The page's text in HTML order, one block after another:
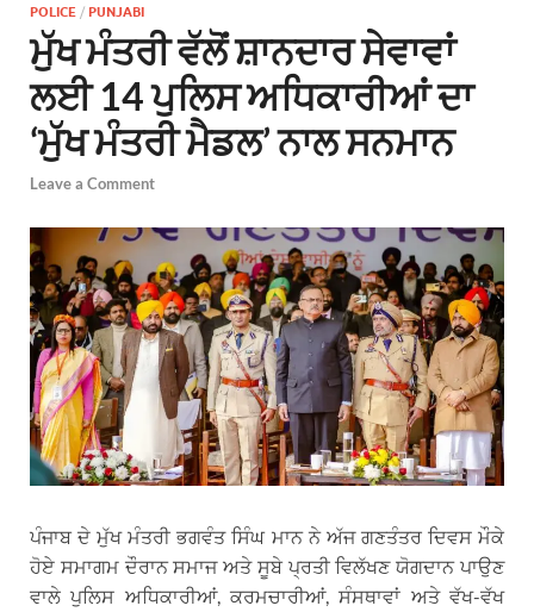
POLICE / PUNJABI
ਮੁੱਖ ਮੰਤਰੀ ਵੱਲੋਂ ਸ਼ਾਨਦਾਰ ਸੇਵਾਵਾਂ
ਲਈ 14 ਪੁਲਿਸ ਅਧਿਕਾਰੀਆਂ ਦਾ
‘ਮੁੱਖ ਮੰਤਰੀ ਮੈਡਲ’ ਨਾਲ ਸਨਮਾਨ
Leave a Comment
ਪੰਜਾਬ ਦੇ ਮੁੱਖ ਮੰਤਰੀ ਭਗਵੰਤ ਸਿੰਘ ਮਾਨ ਨੇ ਅੱਜ ਗਣਤੰਤਰ ਦਿਵਸ ਮੌਕੇ
ਹੋਏ ਸਮਾਗਮ ਦੌਰਾਨ ਸਮਾਜ ਅਤੇ ਸੂਬੇ ਪ੍ਰਤੀ ਵਿਲੱਖਣ ਯੋਗਦਾਨ ਪਾਉਣ
ਵਾਲੇ ਪੁਲਿਸ ਅਧਿਕਾਰੀਆਂ, ਕਰਮਚਾਰੀਆਂ, ਸੰਸਥਾਵਾਂ ਅਤੇ ਵੱਖ-ਵੱਖ